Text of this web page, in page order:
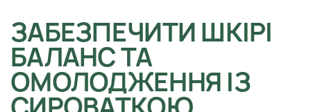
ЗАБЕЗПЕЧИТИ ШКІРІ
БАЛАНС ТА
ОМОЛОДЖЕННЯ ІЗ